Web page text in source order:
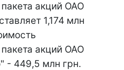
акций ОАО
1,174 млн
акций ОАО
- 449,5 млн грн.